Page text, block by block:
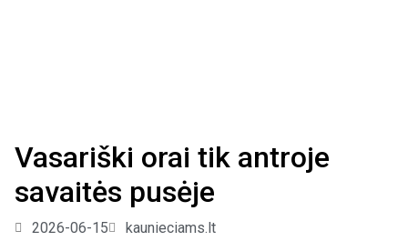
Vasariški orai tik antroje
savaitės pusėje
2026-06-15
kaunieciams.lt